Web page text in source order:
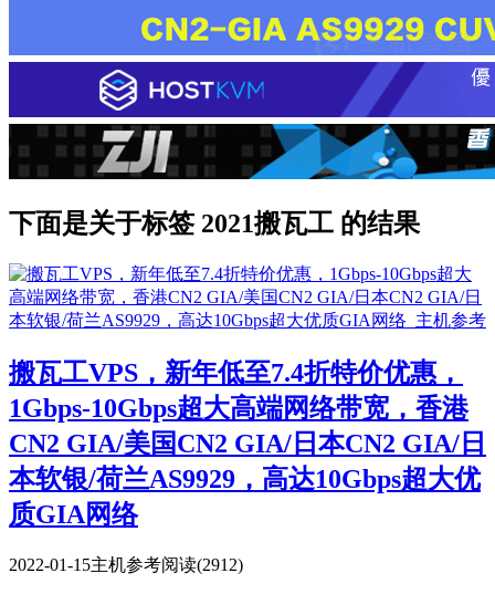
下面是关于标签 2021搬瓦工 的结果
搬瓦工VPS，新年低至7.4折特价优惠，
1Gbps-10Gbps超大高端网络带宽，香港
CN2 GIA/美国CN2 GIA/日本CN2 GIA/日
本软银/荷兰AS9929，高达10Gbps超大优
质GIA网络
2022-01-15主机参考阅读(2912)